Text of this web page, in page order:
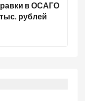
в ОСАГО
рублей